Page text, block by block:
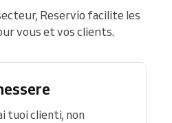
Reservio facilite les
vous et vos clients.
tuoi clienti, non